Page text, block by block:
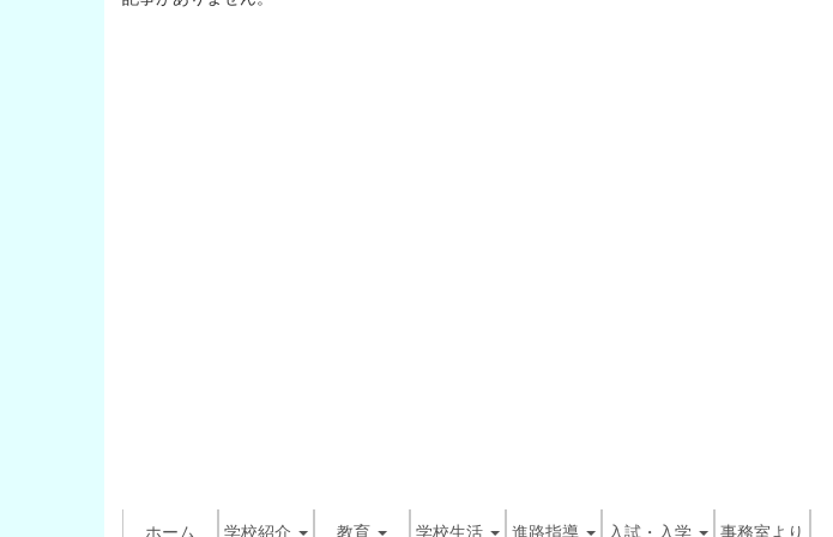
ホーム 学校紹介 教育 学校生活 進路指導 入試・入学 事務室より